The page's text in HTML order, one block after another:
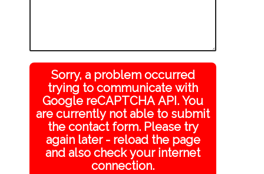
Sorry, a problem occurred
trying to communicate with
Google reCAPTCHA API. You
are currently not able to submit
the contact form. Please try
again later - reload the page
and also check your internet
connection.